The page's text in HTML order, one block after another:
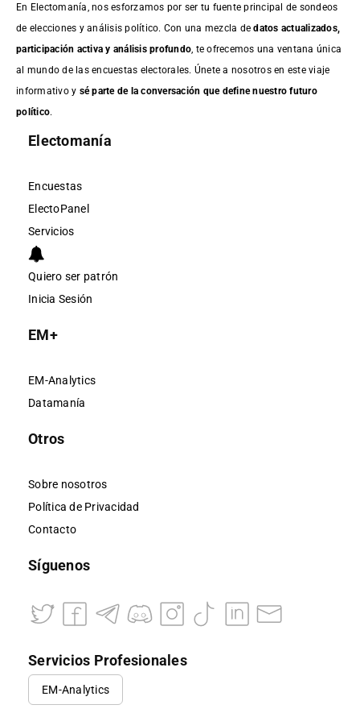
En Electomanía, nos esforzamos por ser tu fuente principal de sondeos
de elecciones y análisis político. Con una mezcla dedatos actualizados,
participación activa y análisis profundo , te ofrecemos una ventana única
al mundo de las encuestas electorales. Únete a nosotros en este viaje
informativo y sé parte de la conversación que define nuestro futuro
político.
Electomanía
Encuestas
ElectoPanel
Servicios
Quiero ser patrón
Inicia Sesión
EM+
EM-Analytics
Datamanía
Otros
Sobre nosotros
Política de Privacidad
Contacto
Síguenos
Servicios Profesionales
EM-Analytics